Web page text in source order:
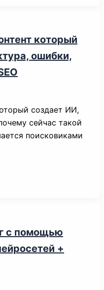
который
ошибки,
создает ИИ,
сейчас такой
поисковиками
с помощью
+